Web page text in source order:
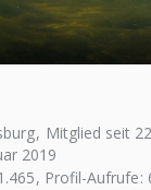
Mitglied seit
2019
Profil-Aufrufe